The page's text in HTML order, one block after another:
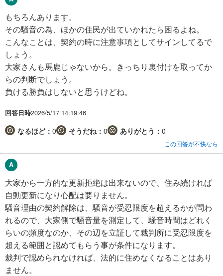
もちろんあります。
その騒音の為、ほかの住民が出ていかれたら困るよね。
こんなことは、契約の時に注意事項としてサインしてるで
しょう。
大家さんも馬鹿じゃないから。きっちり裏付けを取ってか
らの判断でしょう。
負ける勝負はしないと思うけどね。
回答日時2026/5/17 14:19:46
なるほど： 0 そうだね： 0 ありがとう： 0
この回答が不快なら
大家から一方的な更新拒絶は出来ないので、住み続ければ
自動更新になり心配は要りません。
騒音理由の契約解除は、騒音が受忍限度を超えるかが問わ
れるので、大家側で騒音量を測定して、騒音時間はどれく
らいの頻度なのか、その辺を立証して裁判所に受忍限度を
超える範囲と認めてもらう事が条件になります。
裁判で認められなければ、法的に住めなくなることはあり
ません。